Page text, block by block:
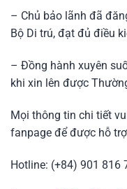
– Chủ bảo lãnh đã
Bộ Di trú, đạt đủ điều
– Đồng hành xuyên
khi xin lên được
Mọi thông tin chi tiết
fanpage để được hỗ
Hotline: (+84) 901 816